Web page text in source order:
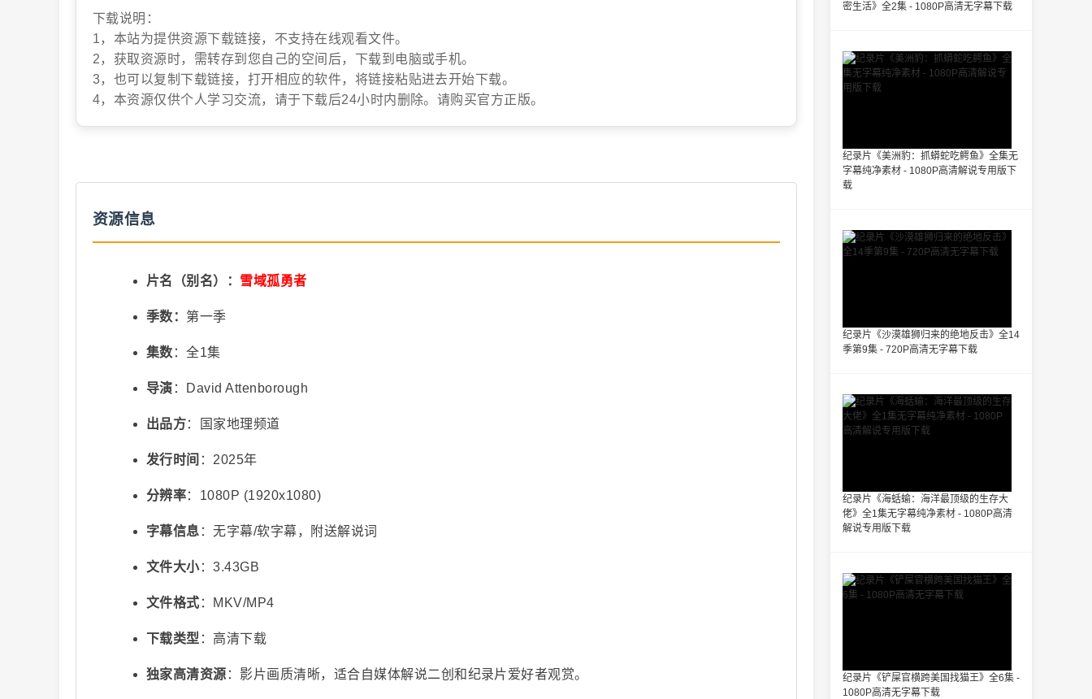
抖
音
视
下载说明：
1，本站为提供资源下载链接，不支持在线观看文件。
2，获取资源时，需转存到您自己的空间后，下载到电脑或手机。
3，也可以复制下载链接，打开相应的软件，将链接粘贴进去开始下载。
4，本资源仅供个人学习交流，请于下载后24小时内删除。请购买官方正版。
资源信息
片名（别名）： 雪域孤勇者
季数： 第一季
集数 ：全1集
导演 ：David Attenborough
出品方：国家地理频道
发行时间 ：2025年
分辨率：1080P (1920x1080)
字幕信息 ：无字幕/软字幕，附送解说词
文件大小：3.43GB
文件格式 ：MKV/MP4
下载类型 ：高清下载
独家高清资源 ：影片画质清晰，适合自媒体解说二创和纪录片爱好者观赏。
密生活》全2集 - 1080P高清无字幕下载
纪录片《美洲豹：抓蟒蛇吃鳄鱼》全集无
字幕纯净素材 - 1080P高清解说专用版下
载
纪录片《沙漠雄狮归来的绝地反击》全14
季第9集 - 720P高清无字幕下载
纪录片《海蛞蝓：海洋最顶级的生存大
佬》全1集无字幕纯净素材 - 1080P高清
解说专用版下载
纪录片《铲屎官横跨美国找猫王》全6集 -
1080P高清无字幕下载